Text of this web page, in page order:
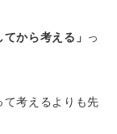
てから考える」 っ
て考えるよりも先